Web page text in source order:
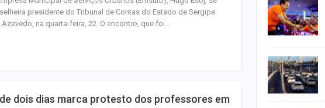
presidente do Tribunal de Contas do Estado de Sergipe
Azevedo, na quarta-feira, 22. O encontro, que foi…
dois dias marca protesto dos professores em
Produção de petróleo em
Sergipe aumentou 1,7% em
junho